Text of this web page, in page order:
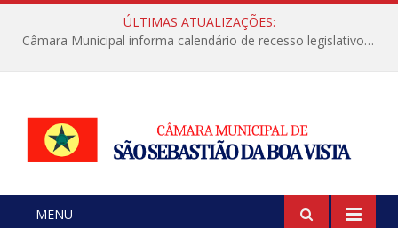
ÚLTIMAS ATUALIZAÇÕES:
Câmara Municipal informa calendário de recesso legislativo de julho
MENU